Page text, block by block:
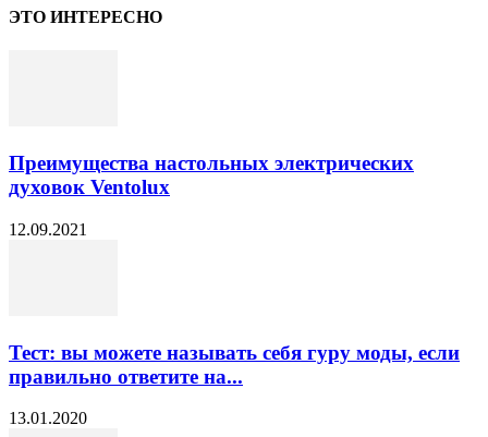
ЭТО ИНТЕРЕСНО
Преимущества настольных электрических
духовок Ventolux
12.09.2021
Тест: вы можете называть себя гуру моды, если
правильно ответите на...
13.01.2020